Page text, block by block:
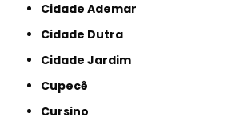
Cidade Ademar
Cidade Dutra
Cidade Jardim
Cupecê
Cursino